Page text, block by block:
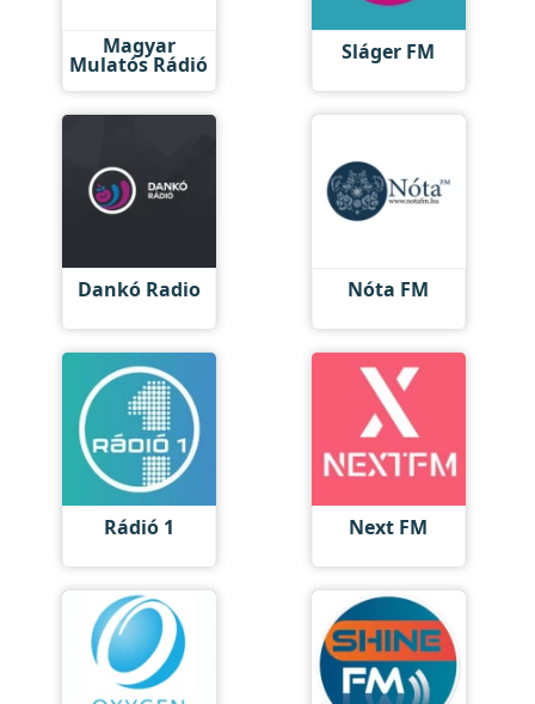
Magyar
Mulatós Rádió Sláger FM
Dankó Radio Nóta FM
Rádió 1 Next FM